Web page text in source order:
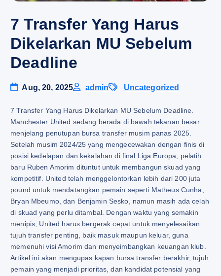
7 Transfer Yang Harus
Dikelarkan MU Sebelum
Deadline
Aug, 20, 2025 admin Uncategorized
7 Transfer Yang Harus Dikelarkan MU Sebelum Deadline.
Manchester United sedang berada di bawah tekanan besar
menjelang penutupan bursa transfer musim panas 2025.
Setelah musim 2024/25 yang mengecewakan dengan finis di
posisi kedelapan dan kekalahan di final Liga Europa, pelatih
baru Ruben Amorim dituntut untuk membangun skuad yang
kompetitif. United telah menggelontorkan lebih dari 200 juta
pound untuk mendatangkan pemain seperti Matheus Cunha,
Bryan Mbeumo, dan Benjamin Sesko, namun masih ada celah
di skuad yang perlu ditambal. Dengan waktu yang semakin
menipis, United harus bergerak cepat untuk menyelesaikan
tujuh transfer penting, baik masuk maupun keluar, guna
memenuhi visi Amorim dan menyeimbangkan keuangan klub.
Artikel ini akan mengupas kapan bursa transfer berakhir, tujuh
pemain yang menjadi prioritas, dan kandidat potensial yang